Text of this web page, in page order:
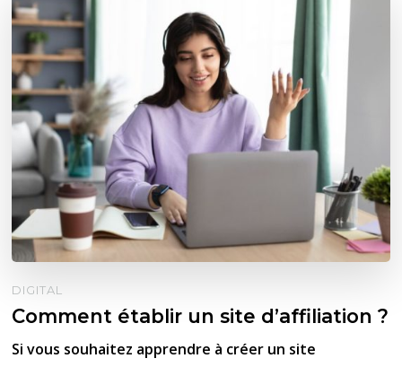
DIGITAL
Comment établir un site d’affiliation ?
Si vous souhaitez apprendre à créer un site